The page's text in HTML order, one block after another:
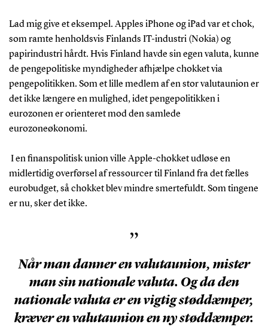
Lad mig give et eksempel. Apples iPhone og iPad var et chok,
som ramte henholdsvis Finlands IT-industri (Nokia) og
papirindustri hårdt. Hvis Finland havde sin egen valuta, kunne
de pengepolitiske myndigheder afhjælpe chokket via
pengepolitikken. Som et lille medlem af en stor valutaunion er
det ikke længere en mulighed, idet pengepolitikken i
eurozonen er orienteret mod den samlede
eurozoneøkonomi.
I en finanspolitisk union ville Apple-chokket udløse en
midlertidig overførsel af ressourcer til Finland fra det fælles
eurobudget, så chokket blev mindre smertefuldt. Som tingene
er nu, sker det ikke.
”
Når man danner en valutaunion, mister
man sin nationale valuta. Og da den
nationale valuta er en vigtig støddæmper,
kræver en valutaunion en ny støddæmper.